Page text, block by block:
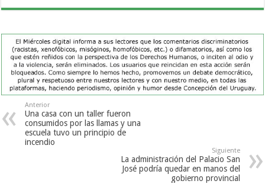
Anterior
Una casa con un taller fueron
consumidos por las llamas y una
escuela tuvo un principio de
incendio
Siguiente
La administración del Palacio San
José podría quedar en manos del
gobierno provincial